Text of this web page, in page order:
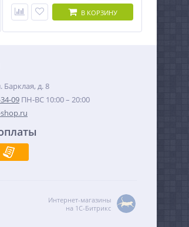
В КОРЗИНУ
Барклая, д. 8
09 ПН-ВС 10:00 – 20:00
Интернет-магазины
на 1С-Битрикс